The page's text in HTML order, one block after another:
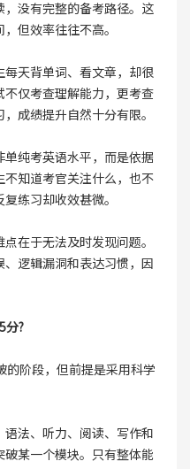
没有完整的备考路径。这
但效率往往不高。
天背单词、看文章，却很
仅考查理解能力，更考查
成绩提升自然十分有限。
纯考英语水平，而是依据
知道考官关注什么，也不
练习却收效甚微。
在于无法及时发现问题。
逻辑漏洞和表达习惯，因
分?
的阶段，但前提是采用科学
法、听力、阅读、写作和
某一个模块。只有整体能